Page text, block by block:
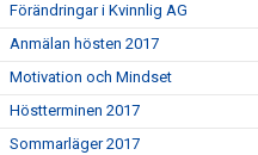
Förändringar i Kvinnlig AG
Anmälan hösten 2017
Motivation och Mindset
Höstterminen 2017
Sommarläger 2017